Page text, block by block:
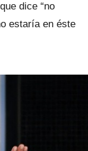
dice “no
estaría en éste